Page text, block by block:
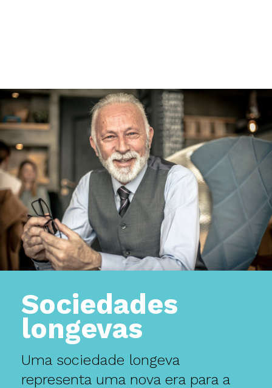
Sociedades
longevas
Uma sociedade longeva
representa uma nova era para a